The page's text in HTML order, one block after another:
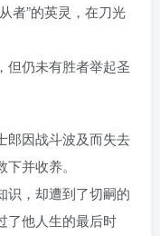
者”的英灵，在刀光
但仍未有胜者举起圣
郎因战斗波及而失去
并收养。
识，却遭到了切嗣的
了他人生的最后时